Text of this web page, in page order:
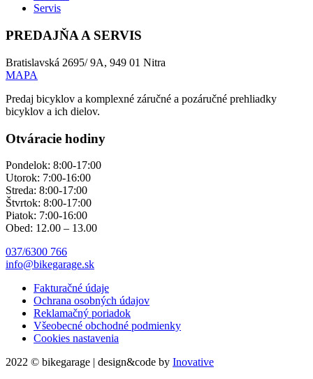
Servis
PREDAJŇA A SERVIS
Bratislavská 2695/ 9A, 949 01 Nitra
MAPA
Predaj bicyklov a komplexné záručné a pozáručné prehliadky
bicyklov a ich dielov.
Otváracie hodiny
Pondelok: 8:00-17:00
Utorok: 7:00-16:00
Streda: 8:00-17:00
Štvrtok: 8:00-17:00
Piatok: 7:00-16:00
Obed: 12.00 – 13.00
037/6300 766
info@bikegarage.sk
Fakturačné údaje
Ochrana osobných údajov
Reklamačný poriadok
Všeobecné obchodné podmienky
Cookies nastavenia
2022 © bikegarage | design&code by Inovative